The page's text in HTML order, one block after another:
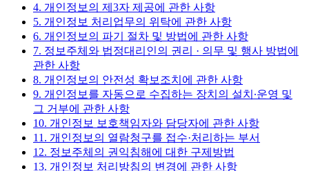
4. 개인정보의 제3자 제공에 관한 사항
5. 개인정보 처리업무의 위탁에 관한 사항
6. 개인정보의 파기 절차 및 방법에 관한 사항
7. 정보주체와 법정대리인의 권리 · 의무 및 행사 방법에
관한 사항
8. 개인정보의 안전성 확보조치에 관한 사항
9. 개인정보를 자동으로 수집하는 장치의 설치∙운영 및
그 거부에 관한 사항
10. 개인정보 보호책임자와 담당자에 관한 사항
11. 개인정보의 열람청구를 접수·처리하는 부서
12. 정보주체의 권익침해에 대한 구제방법
13. 개인정보 처리방침의 변경에 관한 사항